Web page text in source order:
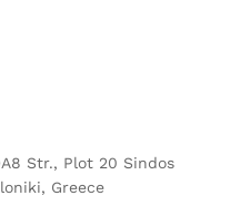
Str., Plot 20 Sindos
Greece